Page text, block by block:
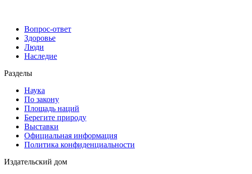
Вопрос-ответ
Здоровье
Люди
Наследие
Разделы
Наука
По закону
Площадь наций
Берегите природу
Выставки
Официальная информация
Политика конфиденциальности
Издательский дом